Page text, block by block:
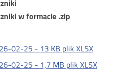
w formacie .zip
02-25 - 13 KB plik XLSX
02-25 - 1,7 MB plik XLSX